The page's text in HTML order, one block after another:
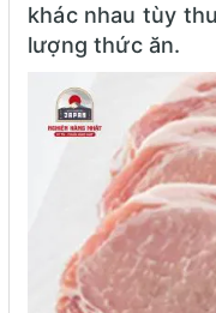
khác nhau tùy
lượng thức ăn.